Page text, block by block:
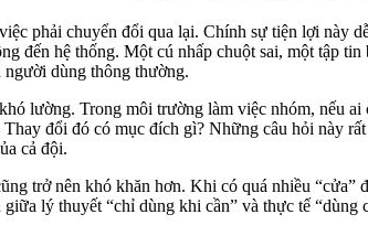
phải chuyển đổi qua lại. Chính sự tiện lợi này
đến hệ thống. Một cú nhấp chuột sai, một tập
người dùng thông thường.
lường. Trong môi trường làm việc nhóm, nếu
đổi đó có mục đích gì? Những câu hỏi này
cả đội.
trở nên khó khăn hơn. Khi có quá nhiều
lý thuyết “chỉ dùng khi cần” và thực tế “dùng